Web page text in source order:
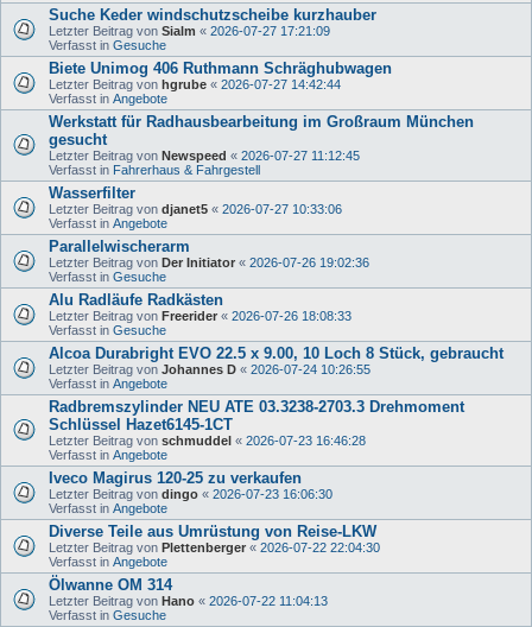
Suche Keder windschutzscheibe kurzhauber
Letzter Beitrag von Sialm « 2026-07-27 17:21:09
Verfasst in Gesuche
Biete Unimog 406 Ruthmann Schräghubwagen
Letzter Beitrag von hgrube « 2026-07-27 14:42:44
Verfasst in Angebote
Werkstatt für Radhausbearbeitung im Großraum München
gesucht
Letzter Beitrag von Newspeed « 2026-07-27 11:12:45
Verfasst in Fahrerhaus & Fahrgestell
Wasserfilter
Letzter Beitrag von djanet5 « 2026-07-27 10:33:06
Verfasst in Angebote
Parallelwischerarm
Letzter Beitrag von Der Initiator « 2026-07-26 19:02:36
Verfasst in Gesuche
Alu Radläufe Radkästen
Letzter Beitrag von Freerider « 2026-07-26 18:08:33
Verfasst in Gesuche
Alcoa Durabright EVO 22.5 x 9.00, 10 Loch 8 Stück, gebraucht
Letzter Beitrag von Johannes D « 2026-07-24 10:26:55
Verfasst in Angebote
Radbremszylinder NEU ATE 03.3238-2703.3 Drehmoment
Schlüssel Hazet6145-1CT
Letzter Beitrag von schmuddel « 2026-07-23 16:46:28
Verfasst in Angebote
Iveco Magirus 120-25 zu verkaufen
Letzter Beitrag von dingo « 2026-07-23 16:06:30
Verfasst in Angebote
Diverse Teile aus Umrüstung von Reise-LKW
Letzter Beitrag von Plettenberger « 2026-07-22 22:04:30
Verfasst in Angebote
Ölwanne OM 314
Letzter Beitrag von Hano « 2026-07-22 11:04:13
Verfasst in Gesuche